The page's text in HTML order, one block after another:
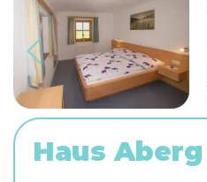
Haus Aberg